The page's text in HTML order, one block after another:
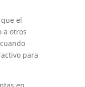
el
a otros
para